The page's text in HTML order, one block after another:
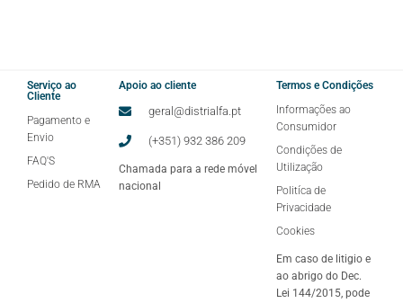
Serviço ao
Cliente
Pagamento e
Envio
FAQ'S
Pedido de RMA
Apoio ao cliente
geral@distrialfa.pt
(+351) 932 386 209
Chamada para a rede móvel
nacional
Termos e Condições
Informações ao
Consumidor
Condições de
Utilização
Politíca de
Privacidade
Cookies
Em caso de litigio e
ao abrigo do Dec.
Lei 144/2015, pode